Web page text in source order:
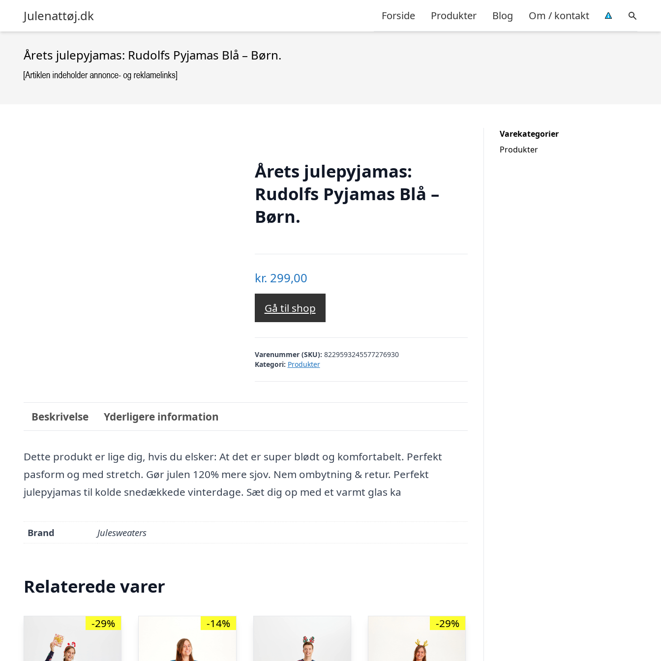
Julenattøj.dk Forside Produkter Blog Om / kontakt
Årets julepyjamas: Rudolfs Pyjamas Blå – Børn.
Årets julepyjamas:
Rudolfs Pyjamas Blå –
Børn.
kr. 299,00
Gå til shop
Varenummer (SKU): 8229593245577276930
Kategori: Produkter
Beskrivelse Yderligere information
Dette produkt er lige dig, hvis du elsker: At det er super blødt og komfortabelt. Perfekt
pasform og med stretch. Gør julen 120% mere sjov. Nem ombytning & retur. Perfekt
julepyjamas til kolde snedækkede vinterdage. Sæt dig op med et varmt glas ka
Brand Julesweaters
Relaterede varer
-29% -14% -29%
Varekategorier
Produkter